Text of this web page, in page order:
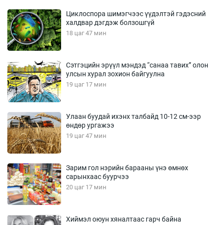
Циклоспора шимэгчээс үүдэлтэй гэдэсний
халдвар дэгдэж болзошгүй
18 цаг 47 мин
Сэтгэцийн эрүүл мэндэд “санаа тавих” олон
улсын хурал зохион байгуулна
19 цаг 17 мин
Улаан буудай ихэнх талбайд 10-12 см-ээр
өндөр ургажээ
19 цаг 47 мин
Зарим гол нэрийн барааны үнэ өмнөх
сарынхаас буурчээ
20 цаг 17 мин
Хиймэл оюун хяналтаас гарч байна